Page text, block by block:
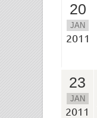
20
JAN
2011
23
JAN
2011